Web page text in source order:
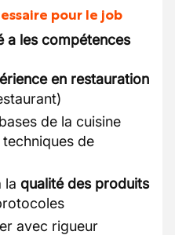
pour le job
a les compétences
en restauration
de la cuisine
de
la qualité des produits
avec rigueur